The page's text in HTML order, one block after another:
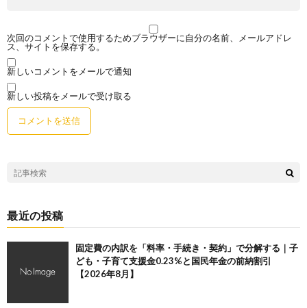
次回のコメントで使用するためブラウザーに自分の名前、メールアドレ
ス、サイトを保存する。
新しいコメントをメールで通知
新しい投稿をメールで受け取る
最近の投稿
固定費の内訳を「料率・手続き・契約」で分解する｜子
ども・子育て支援金0.23%と国民年金の前納割引
【2026年8月】